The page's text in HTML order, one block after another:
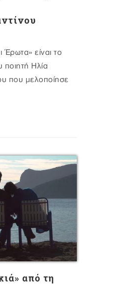
είναι το
ποιητή Ηλία
που μελοποίησε
από τη